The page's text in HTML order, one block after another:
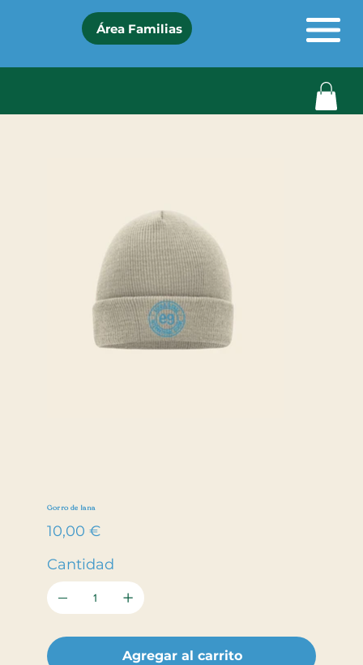
Área Familias
Gorro de lana
Precio
10,00 €
Cantidad
Agregar al carrito